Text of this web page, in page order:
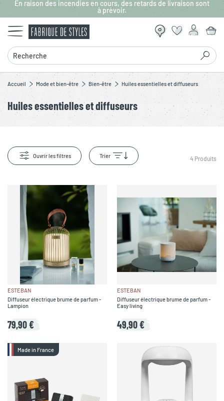
Aller au contenu principal
En raison des incendies en cours, des retards de livraison sont
à prévoir.
Recherche
Accueil Mode et bien-être Bien-être Huiles essentielles et diffuseurs
Huiles essentielles et diffuseurs
Ouvrir les filtres Trier 4 Produits
ESTEBAN
Diffuseur électrique brume de parfum -
Lampion
79,90 €
ESTEBAN
Diffuseur électrique brume de parfum -
Easy living
49,90 €
Made in France